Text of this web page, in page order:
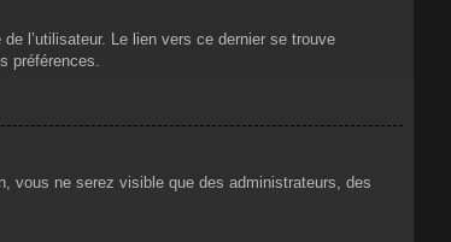
l’utilisateur. Le lien vers ce dernier se trouve
préférences.
vous ne serez visible que des administrateurs, des